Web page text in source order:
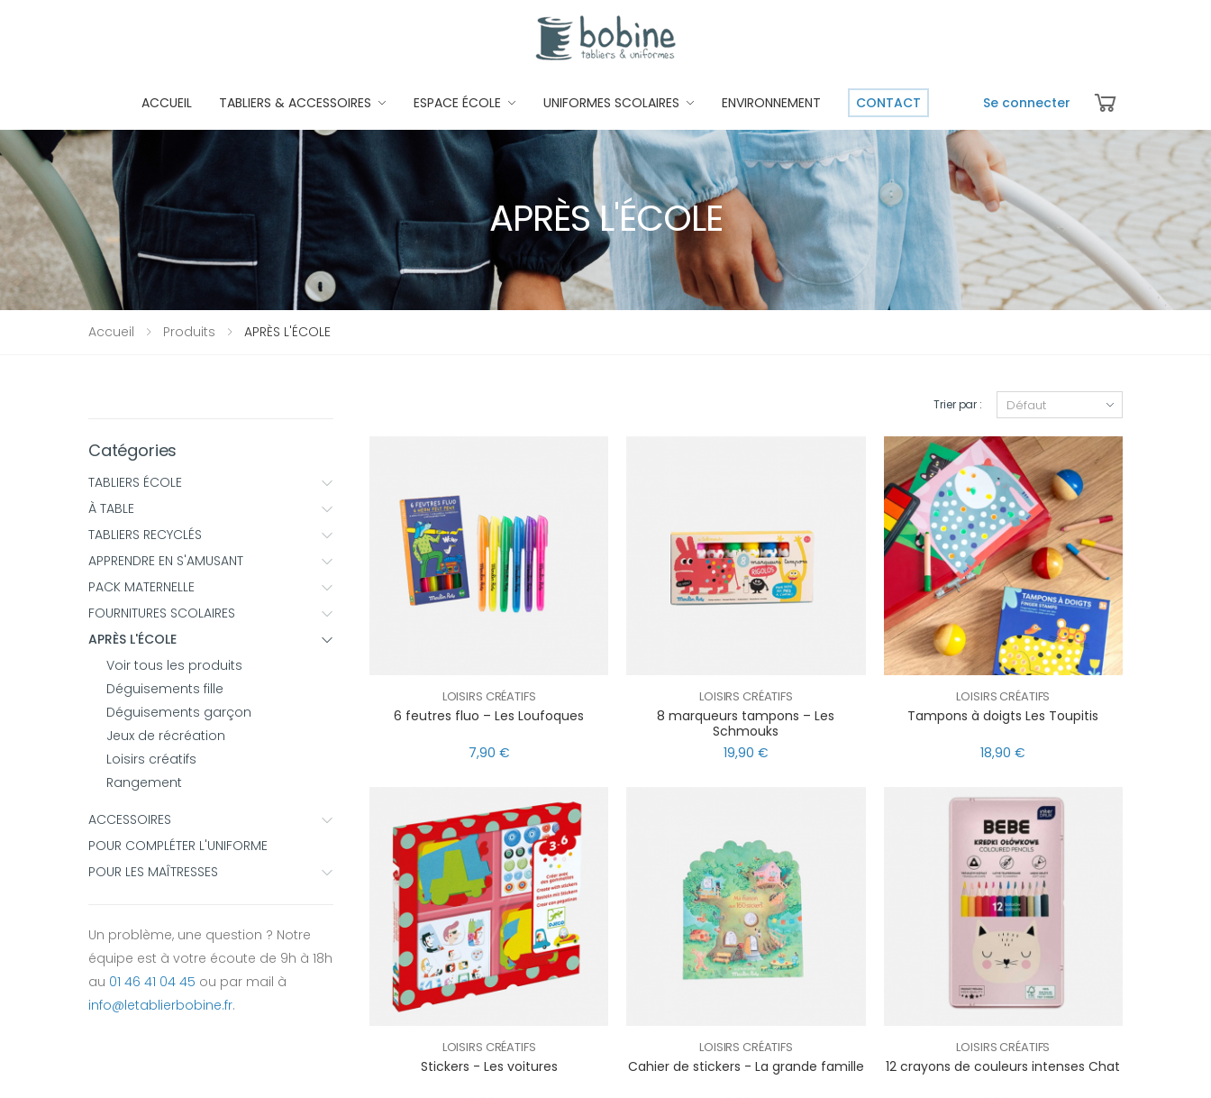
ACCUEIL TABLIERS & ACCESSOIRES ESPACE ÉCOLE UNIFORMES SCOLAIRES ENVIRONNEMENT CONTACT Se connecter
APRÈS L'ÉCOLE
Accueil Produits APRÈS L'ÉCOLE
Catégories
TABLIERS ÉCOLE
À TABLE
TABLIERS RECYCLÉS
APPRENDRE EN S'AMUSANT
PACK MATERNELLE
FOURNITURES SCOLAIRES
APRÈS L'ÉCOLE
Voir tous les produits
Déguisements fille
Déguisements garçon
Jeux de récréation
Loisirs créatifs
Rangement
ACCESSOIRES
POUR COMPLÉTER L'UNIFORME
POUR LES MAÎTRESSES
Un problème, une question ? Notre
équipe est à votre écoute de 9h à 18h
au 01 46 41 04 45 ou par mail à
info@letablierbobine.fr.
Trier par :
LOISIRS CRÉATIFS
6 feutres fluo – Les Loufoques
7,90 €
LOISIRS CRÉATIFS
8 marqueurs tampons – Les
Schmouks
19,90 €
LOISIRS CRÉATIFS
Tampons à doigts Les Toupitis
18,90 €
LOISIRS CRÉATIFS
Stickers - Les voitures
LOISIRS CRÉATIFS
Cahier de stickers - La grande famille
LOISIRS CRÉATIFS
12 crayons de couleurs intenses Chat